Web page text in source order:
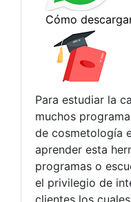
Para estudiar la
muchos
de cosmetología
aprender esta
programas o
el privilegio de